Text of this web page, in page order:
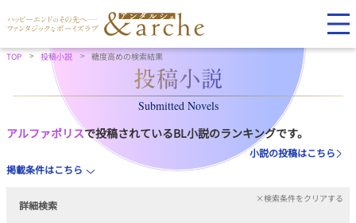
TOP 投稿小説 糖度高めの検索結果
Submitted Novels
アルファポリスで投稿されているBL小説のランキングです。
小説の投稿はこちら
掲載条件はこちら
詳細検索
×検索条件をクリアする